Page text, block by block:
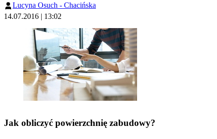
Lucyna Osuch - Chacińska
14.07.2016 | 13:02
Jak obliczyć powierzchnię zabudowy?